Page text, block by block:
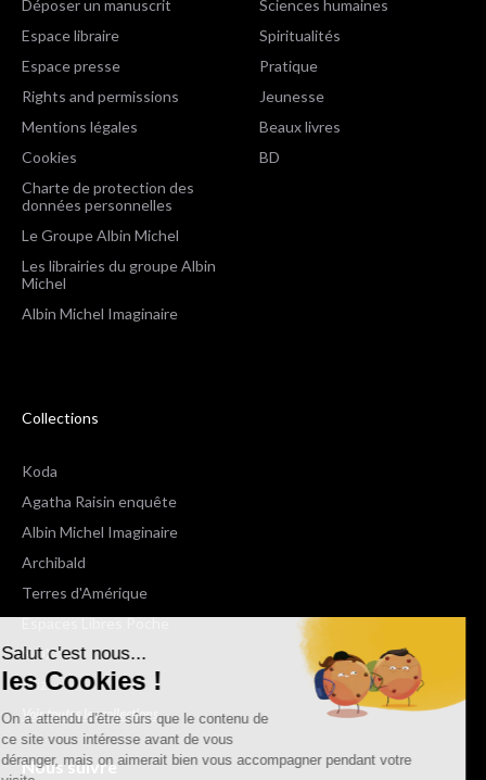
Salut c'est nous...
les Cookies !
On a attendu d'être sûrs que le contenu de
ce site vous intéresse avant de vous
déranger, mais on aimerait bien vous accompagner pendant votre
Déposer un manuscrit
Espace libraire
Espace presse
Rights and permissions
Mentions légales
Cookies
Charte de protection des
données personnelles
Le Groupe Albin Michel
Les librairies du groupe Albin
Michel
Albin Michel Imaginaire
Sciences humaines
Spiritualités
Pratique
Jeunesse
Beaux livres
BD
Collections
Koda
Agatha Raisin enquête
Albin Michel Imaginaire
Archibald
Terres d'Amérique
Espaces Libres Poche
NOX
Wiz
Voir toutes les collections
Nous suivre